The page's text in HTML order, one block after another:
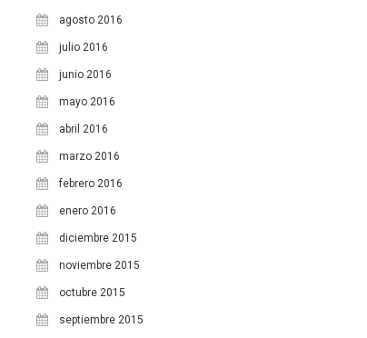
agosto 2016
julio 2016
junio 2016
mayo 2016
abril 2016
marzo 2016
febrero 2016
enero 2016
diciembre 2015
noviembre 2015
octubre 2015
septiembre 2015